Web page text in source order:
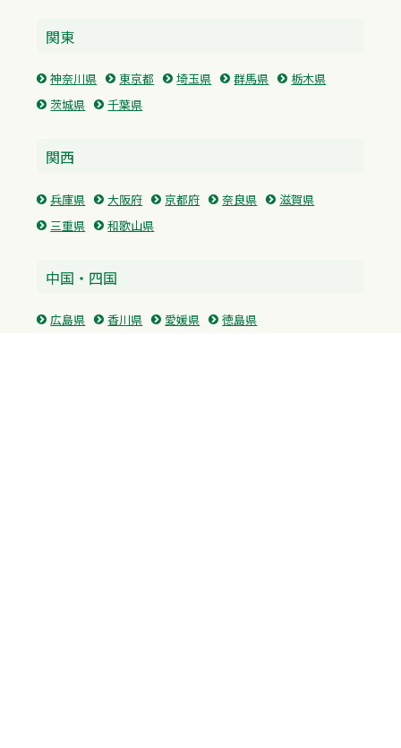
関東
神奈川県 東京都 埼玉県 群馬県
栃木県
茨城県
千葉県
関西
兵庫県 大阪府 京都府 奈良県
滋賀県
三重県
和歌山県
中国・四国
広島県 香川県 愛媛県 徳島県